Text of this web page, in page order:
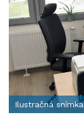
Ilustračná